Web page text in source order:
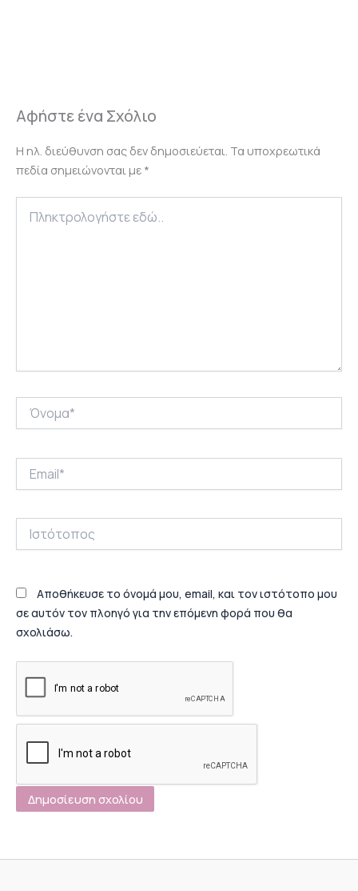
Αφήστε ένα Σχόλιο
Η ηλ. διεύθυνση σας δεν δημοσιεύεται. Τα υποχρεωτικά
πεδία σημειώνονται με *
εδώ..
Ιστότοπος
Αποθήκευσε το όνομά μου, email, και τον ιστότοπο μου
σε αυτόν τον πλοηγό για την επόμενη φορά που θα
σχολιάσω.